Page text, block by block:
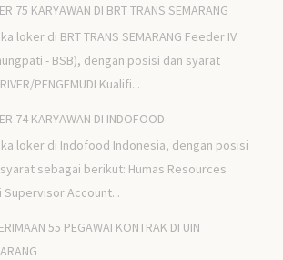
75 KARYAWAN DI BRT TRANS SEMARANG
loker di BRT TRANS SEMARANG Feeder IV
- BSB), dengan posisi dan syarat
PENGEMUDI Kualifi...
74 KARYAWAN DI INDOFOOD
loker di Indofood Indonesia, dengan posisi
sebagai berikut: Humas Resources
Account...
55 PEGAWAI KONTRAK DI UIN